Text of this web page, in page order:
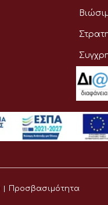
Προσβασιμότητα